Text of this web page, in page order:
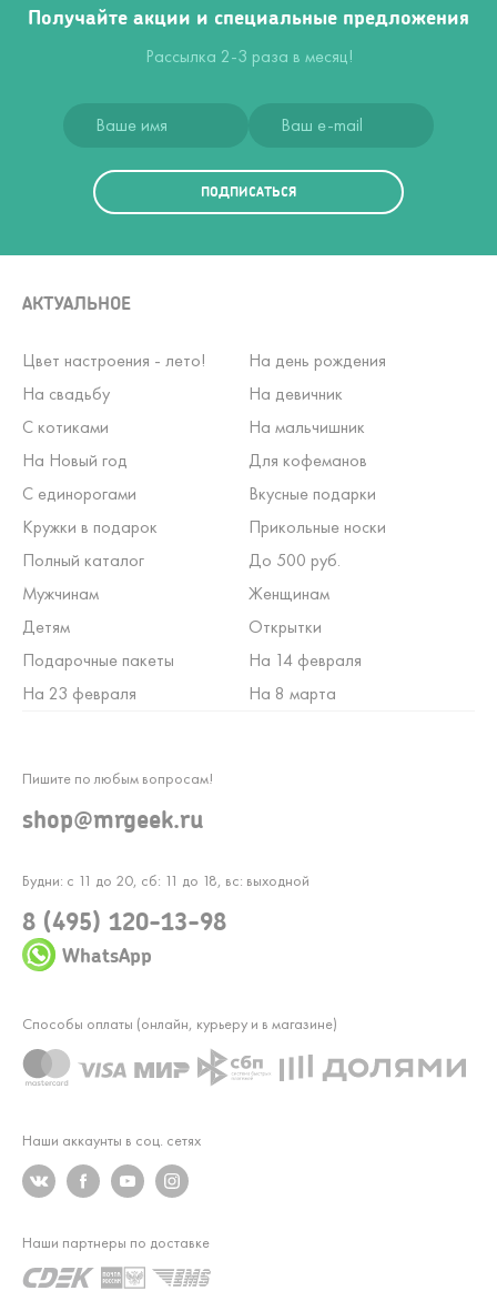
Получайте акции и специальные предложения
Рассылка 2-3 раза в месяц!
ПОДПИСАТЬСЯ
АКТУАЛЬНОЕ
Цвет настроения - лето!
На день рождения
На свадьбу
На девичник
С котиками
На мальчишник
На Новый год
Для кофеманов
С единорогами
Вкусные подарки
Кружки в подарок
Прикольные носки
Полный каталог
До 500 руб.
Мужчинам
Женщинам
Детям
Открытки
Подарочные пакеты
На 14 февраля
На 23 февраля
На 8 марта
Будни: с 11 до 20, сб: 11 до 18, вс: выходной
8 (495) 120-13-98
WhatsApp
Пишите по любым вопросам!
shop@mrgeek.ru
Наши аккаунты в соц. сетях
Способы оплаты (онлайн, курьеру и в магазине)
Наши партнеры по доставке